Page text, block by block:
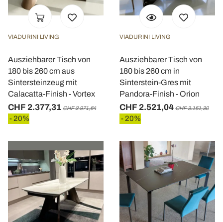
VIADURINI LIVING
Ausziehbarer Tisch von
180 bis 260 cm aus
Sintersteinzeug mit
Calacatta-Finish - Vortex
CHF 2.377,31 CHF 2.971,64
- 20%
VIADURINI LIVING
Ausziehbarer Tisch von
180 bis 260 cm in
Sinterstein-Gres mit
Pandora-Finish - Orion
CHF 2.521,04 CHF 3.151,30
- 20%